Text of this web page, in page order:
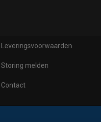
Leveringsvoorwaarden
Storing melden
Contact